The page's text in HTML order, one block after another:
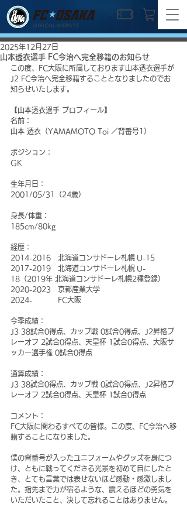
OFFICIAL WEBSITE
山本透衣選手 FC今治へ完全移籍のお知らせ
2025年12月27日
この度、FC大阪に所属しております山本透衣選手が
J2 FC今治へ完全移籍することとなりましたのでお
知らせいたします。
【山本透衣選手 プロフィール】
名前：
山本 透衣（YAMAMOTO Toi ／背番号1）
ポジション：
GK
生年月日：
2001/05/31（24歳）
身長/体重：
185cm/80kg
経歴：
2014-2016　北海道コンサドーレ札幌 U-15
2017-2019　北海道コンサドーレ札幌 U-
18（2019年 北海道コンサドーレ札幌2種登録）
2020-2023　京都産業大学
2024- 　　 　FC大阪
今季成績：
J3 38試合0得点、カップ戦 0試合0得点、J2昇格プ
レーオフ 2試合0得点、天皇杯 1試合0得点、大阪サ
ッカー選手権 0試合0得点
通算成績：
J3 38試合0得点、カップ戦 0試合0得点、J2昇格プ
レーオフ 2試合0得点、天皇杯 1試合0得点
コメント：
FC大阪に関わるすべての皆様。この度、FC今治へ移
籍することになりました。
僕の背番号が入ったユニフォームやグッズを身につ
け、ともに戦ってくださる光景を初めて目にしたと
き、とても言葉では表せないほど感動・感激しまし
た。指先まで力が宿るような、震えるほどの勇気を
いただいたこと、決して忘れることはありません。